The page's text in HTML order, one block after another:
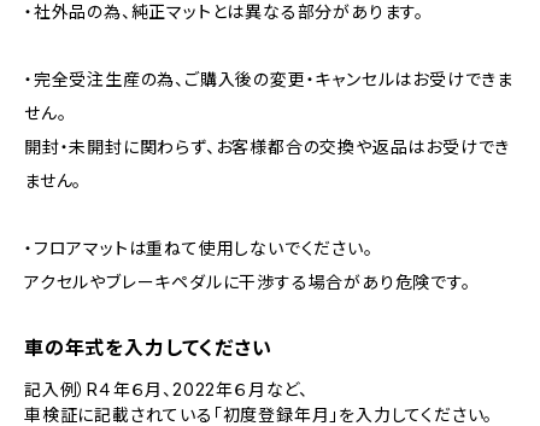
・社外品の為、純正マットとは異なる部分があります。
・完全受注生産の為、ご購入後の変更・キャンセルはお受けできま
せん。
開封・未開封に関わらず、お客様都合の交換や返品はお受けでき
ません。
・フロアマットは重ねて使用しないでください。
アクセルやブレーキペダルに干渉する場合があり危険です。
車の年式を入力してください
記入例）R４年６月、2022年６月など、
車検証に記載されている「初度登録年月」を入力してください。